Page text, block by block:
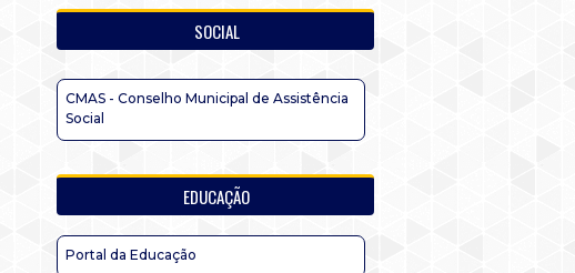
SOCIAL
CMAS - Conselho Municipal de Assistência
Social
EDUCAÇÃO
Portal da Educação